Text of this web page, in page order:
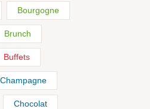
Bourgogne
Brunch
Buffets
Champagne
Chocolat